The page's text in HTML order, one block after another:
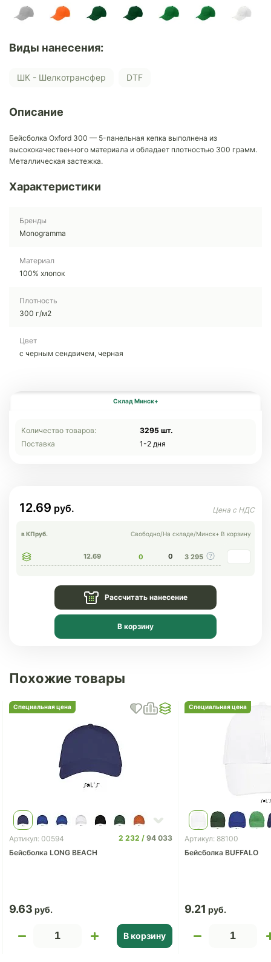
Виды нанесения:
ШК - Шелкотрансфер DTF
Описание
Бейсболка Oxford 300 — 5-панельная кепка выполнена из
высококачественного материала и обладает плотностью 300 грамм.
Металлическая застежка.
Характеристики
Бренды
Monogramma
Материал
100% хлопок
Плотность
300 г/м2
Цвет
c черным сендвичем, черная
Склад Минск+
Количество товаров:
3295 шт.
Поставка
1-2 дня
12.69
в КПруб. Свободно/На складе/Минск+ В корзину
12.69 0 0 3 295
Рассчитать нанесение
В корзину
Похожие товары
Специальная цена
Артикул: 00594 2 232
94 033
Бейсболка LONG BEACH
9.63
В корзину
Специальная цена
Артикул: 88100
Бейсболка BUFFALO
9.21